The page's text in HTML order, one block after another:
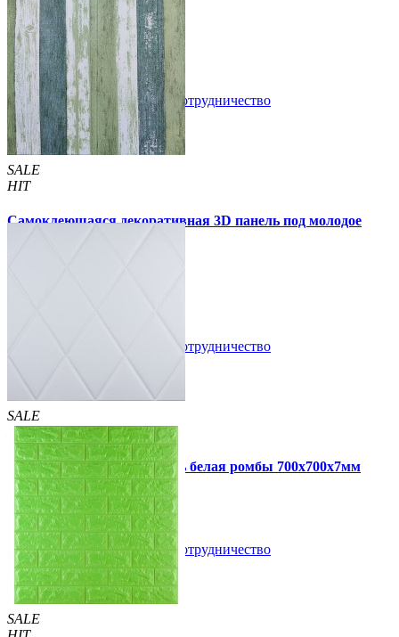
300 грн /шт 350 грн /шт
Купить В закладки Сотрудничество
SALE
HIT
Самоклеющаяся декоративная 3D панель под молодое
Сотрудничество
SALE
HIT
Самоклеющаяся 3D панель белая ромбы 700x700x7мм
109 грн/шт 160 грн /шт
Купить В закладки Сотрудничество
SALE